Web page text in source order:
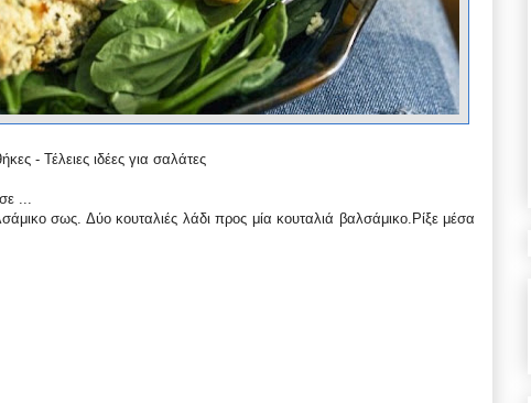
- Τέλειες ιδέες για σαλάτες
...
σως. Δύο κουταλιές λάδι προς μία κουταλιά βαλσάμικο.Ρίξε μέσα